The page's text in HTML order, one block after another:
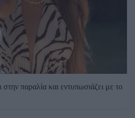
παραλία και εντυπωσιάζει με το